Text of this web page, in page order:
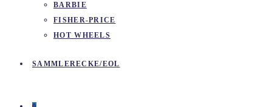
BARBIE
FISHER-PRICE
HOT WHEELS
SAMMLERECKE/EOL